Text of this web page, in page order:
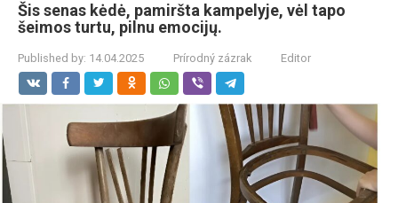
Šis senas kėdė, pamiršta kampelyje, vėl tapo
šeimos turtu, pilnu emocijų.
Published by: 14.04.2025 Prírodný zázrak Editor